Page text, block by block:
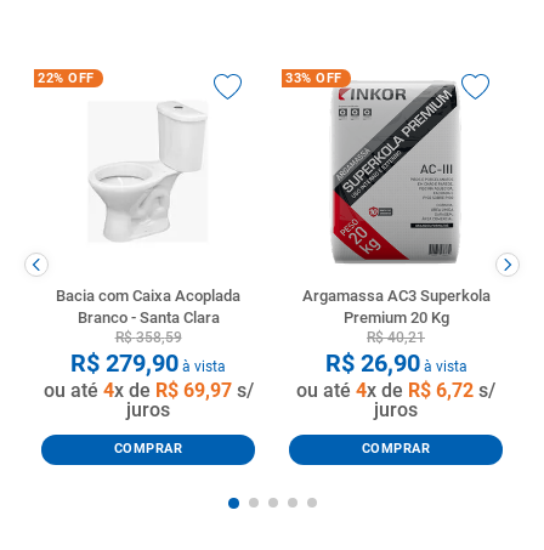
22% OFF
Bacia com Caixa Acoplada
Branco - Santa Clara
R$ 358,59
R$ 279,90 à vista
ou até 4x de R$ 69,97s/
juros
COMPRAR
33% OFF
Argamassa AC3 Superkola
Premium 20 Kg
R$ 40,21
R$ 26,90à vista
ou até 4x de R$ 6,72 s/
juros
COMPRAR